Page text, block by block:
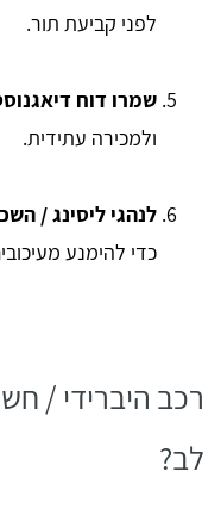
לפני קביעת תור.
שמרו דוח
ולמכירה עתידית.
לנהגי ליסינג /
כדי להימנע
רכב היברידי /
לב?